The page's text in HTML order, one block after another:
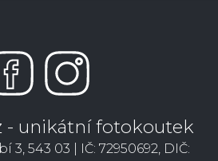
- unikátní fotokoutek
3, 543 03 | IČ: 72950692, DIČ: